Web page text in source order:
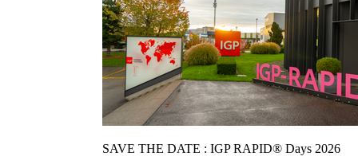
SAVE THE DATE : IGP RAPID® Days 2026